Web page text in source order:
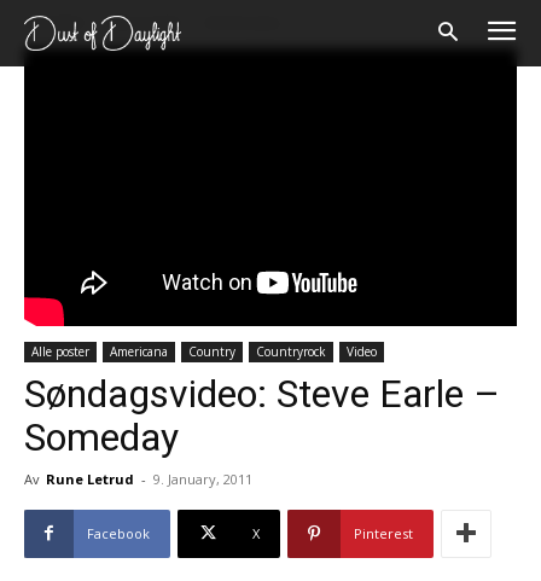
Forsiden Alle poster
Alle poster Americana Country Countryrock Video
Søndagsvideo: Steve Earle –
Someday
Av Rune Letrud - 9. January, 2011
Facebook X Pinterest